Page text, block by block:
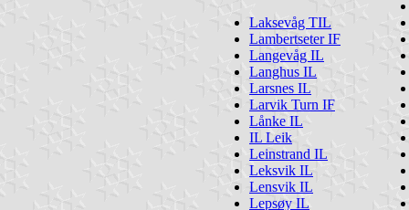
Laksevåg TIL
Lambertseter IF
Langevåg IL
Langhus IL
Larsnes IL
Larvik Turn IF
Lånke IL
IL Leik
Leinstrand IL
Leksvik IL
Lensvik IL
Lepsøy IL